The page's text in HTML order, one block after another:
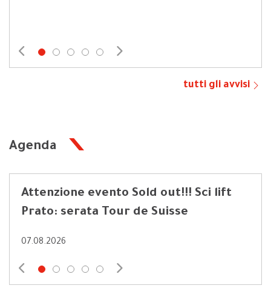
tutti gli avvisi
Agenda
Attenzione evento Sold out!!! Sci lift
Prato: serata Tour de Suisse
07.08.2026